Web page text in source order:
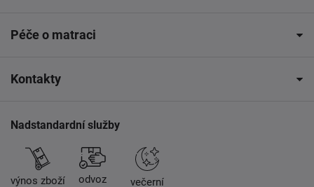
Péče o matraci
Kontakty
Nadstandardní služby
výnos zboží
odvoz
večerní